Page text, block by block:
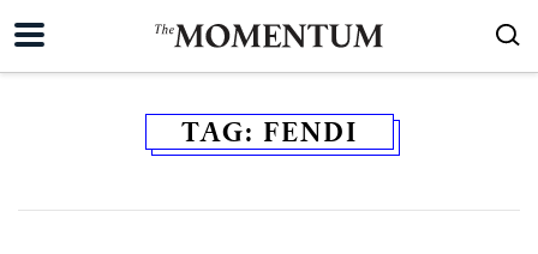
TAG: FENDI